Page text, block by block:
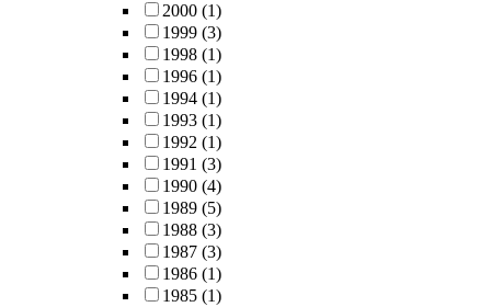
2000 (1)
1999 (3)
1998 (1)
1996 (1)
1994 (1)
1993 (1)
1992 (1)
1991 (3)
1990 (4)
1989 (5)
1988 (3)
1987 (3)
1986 (1)
1985 (1)